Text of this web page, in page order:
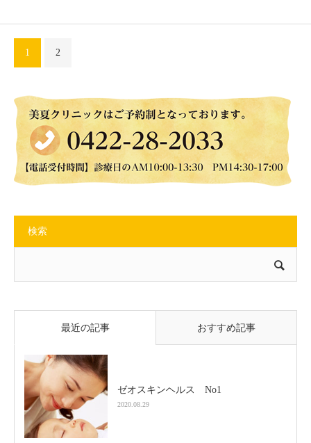
1 2
検索
最近の記事 おすすめ記事
ゼオスキンヘルス No1
2020.08.29